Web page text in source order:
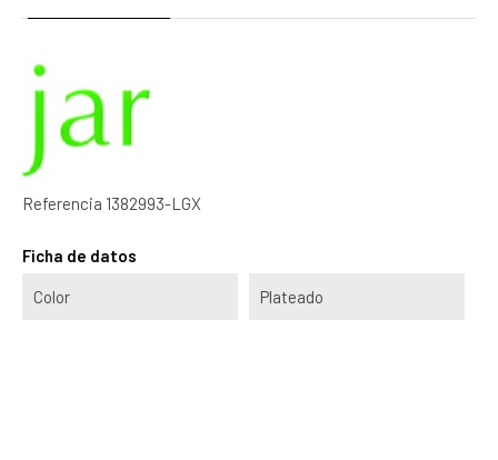
Referencia 1382993-LGX
Ficha de datos
Color Plateado